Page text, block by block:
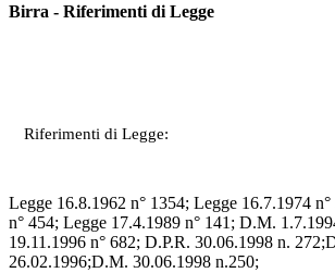
Birra - Riferimenti di Legge
Riferimenti di Legge:
Legge 16.8.1962 n° 1354; Legge 16.7.1974
n° 454; Legge 17.4.1989 n° 141; D.M.
19.11.1996 n° 682; D.P.R. 30.06.1998 n.
26.02.1996;D.M. 30.06.1998 n.250;